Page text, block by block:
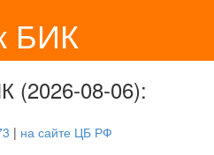
БИК
(2026-08-06):
| на сайте ЦБ РФ